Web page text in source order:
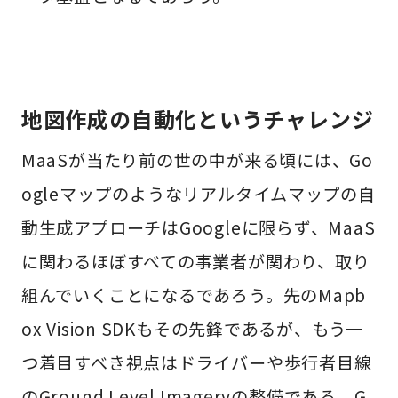
地図作成の自動化というチャレンジ
MaaSが当たり前の世の中が来る頃には、Go
ogleマップのようなリアルタイムマップの自
動生成アプローチはGoogleに限らず、MaaS
に関わるほぼすべての事業者が関わり、取り
組んでいくことになるであろう。先のMapb
ox Vision SDKもその先鋒であるが、もう一
つ着目すべき視点はドライバーや歩行者目線